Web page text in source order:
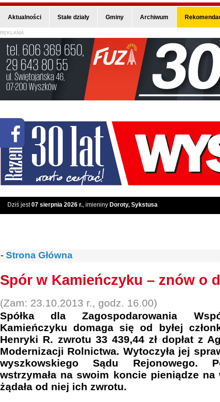
Aktualności Stałe działy Gminy Archiwum
REKLAMA
Dziś jest07 sierpnia 2026 r., imieniny Doroty, Sykstusa
- Strona Główna
Spór w Kamieńczyku – znów o
(Zam: 23.10.2013 r., godz. 16.00)
Spółka dla Zagospodarowania
Kamieńczyku domaga się od byłej
Henryki R. zwrotu 33 439,44 zł dopłat z
Modernizacji Rolnictwa. Wytoczyła jej
wyszkowskiego Sądu Rejonowego.
wstrzymała na swoim koncie pieniądze
żądała od niej ich zwrotu.